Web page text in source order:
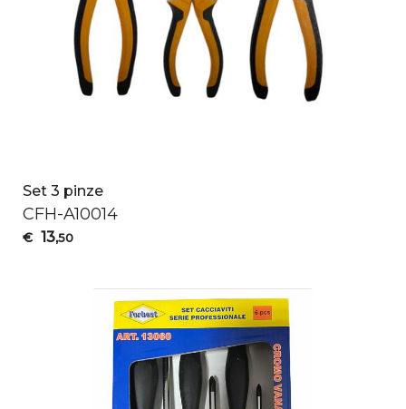
Set 3 pinze
CFH-A10014
€ 13,50